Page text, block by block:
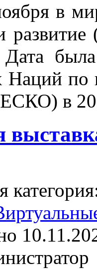
в
развитие
по
в